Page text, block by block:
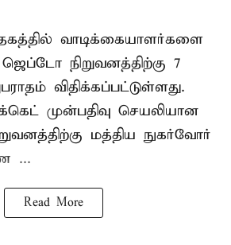
வாடிக்கையாளர்களை
ஜெப்டோ நிறுவனத்திற்கு 7
விதிக்கப்பட்டுள்ளது.
முன்பதிவு செயலியான
மத்திய நுகர்வோர்
...
Read More